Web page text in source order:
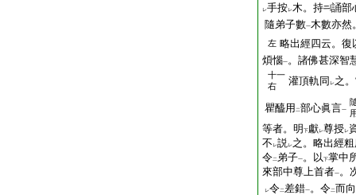
レ手按レ木。持
誦部
隨弟子數一木數亦然
左 略出經四云。復
煩惱一。諸佛甚深智
十一
右
灌頂軌同 レ之
瞿醯用 二部心眞言一
等者。明 下獻レ尊授レ
不 レ説レ之。略出經
令二 弟子一。以下掌中
來部中尊上首者一。
レ令二差錯一。令二而向